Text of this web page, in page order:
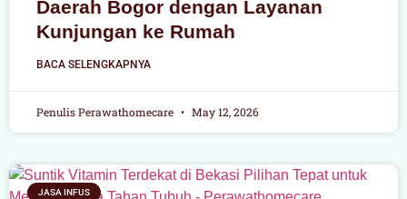
Daerah Bogor dengan Layanan
Kunjungan ke Rumah
BACA SELENGKAPNYA
Penulis Perawathomecare May 12, 2026
JASA INFUS